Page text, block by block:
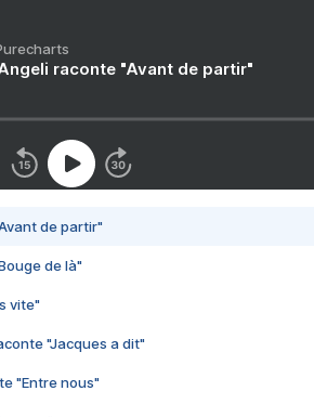
raconte "Avant de partir"
de partir"
de là"
vite"
"Jacques a dit"
"Entre nous"